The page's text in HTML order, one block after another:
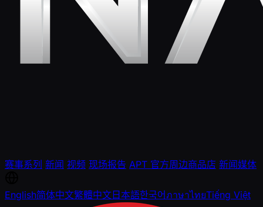
赛事系列 新闻 视频 现场报告 APT 官方周边商品店 新闻媒体
English简体中文繁體中文日本語한국어ภาษาไทยTiếng Việt